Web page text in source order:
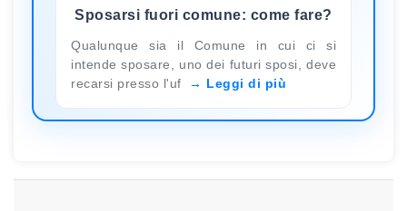
Sposarsi fuori comune: come fare?
Qualunque sia il Comune in cui ci si
intende sposare, uno dei futuri sposi, deve
recarsi presso l'uf
Leggi di più